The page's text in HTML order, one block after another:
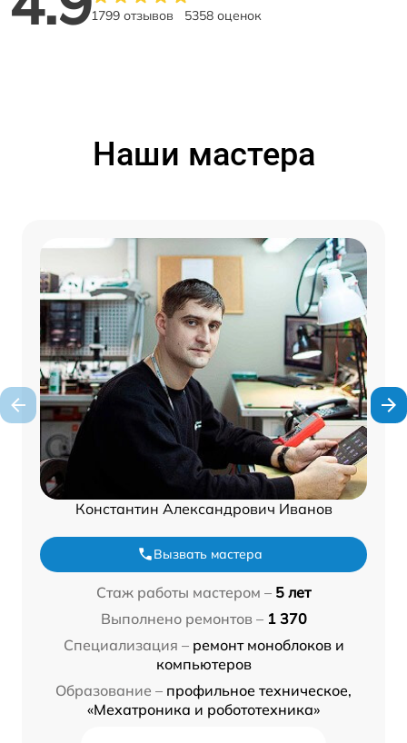
1799 отзывов 5358 оценок
Наши мастера
Константин Александрович Иванов
Вызвать мастера
Стаж работы мастером – 5 лет
Выполнено ремонтов – 1 370
Специализация – ремонт моноблоков и
компьютеров
Образование – профильное техническое,
«Мехатроника и робототехника»